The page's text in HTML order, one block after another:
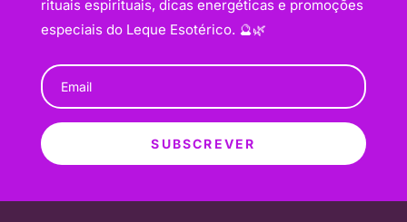
rituais espirituais, dicas energéticas e promoções
especiais do Leque Esotérico. 🔮🌿
SUBSCREVER